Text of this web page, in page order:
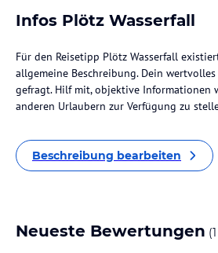
Infos Plötz Wasserfall
Für den Reisetipp Plötz Wasserfall
allgemeine Beschreibung. Dein
gefragt. Hilf mit, objektive Informationen
anderen Urlaubern zur Verfügung zu
Beschreibung bearbeiten
Neueste Bewertungen